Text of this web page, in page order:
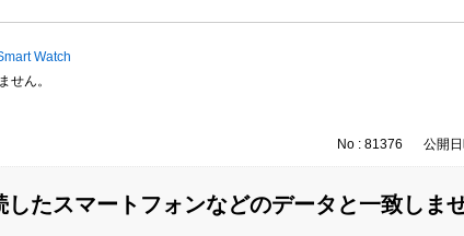
Watch
せん。
No : 81376 公開
たスマートフォンなどのデータと一致しませ